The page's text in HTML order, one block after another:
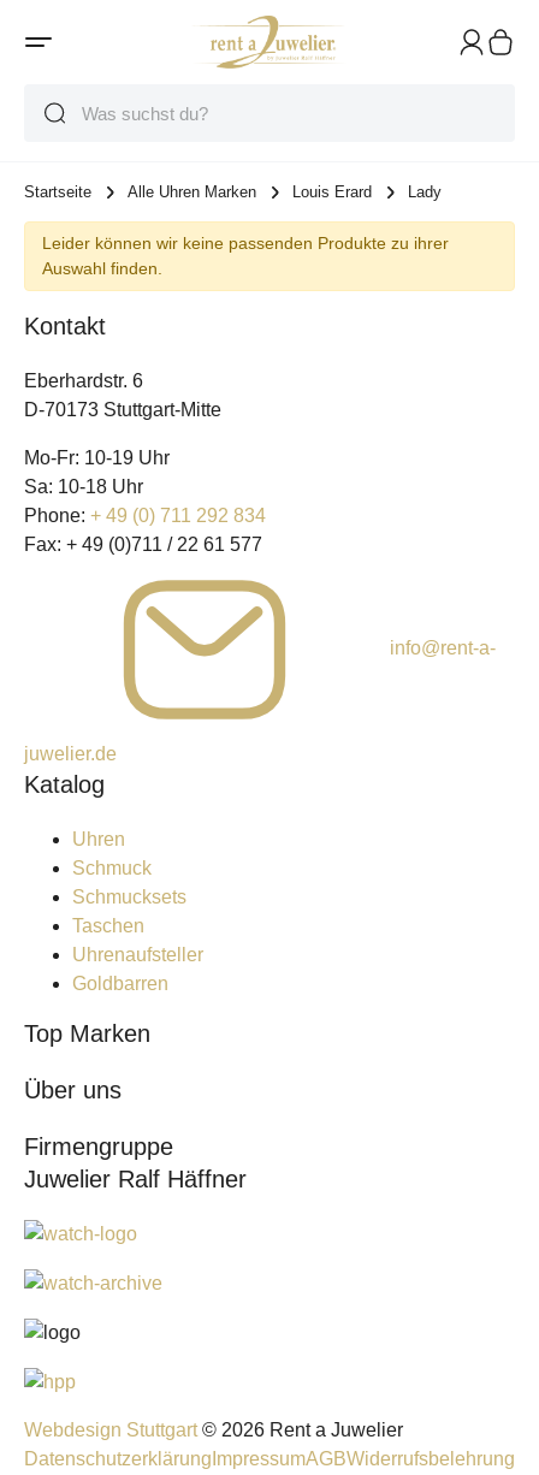
Startseite Alle Uhren Marken Louis Erard Lady
Leider können wir keine passenden Produkte zu ihrer
Auswahl finden.
Kontakt
Eberhardstr. 6
D-70173 Stuttgart-Mitte
Mo-Fr: 10-19 Uhr
Sa: 10-18 Uhr
Phone: + 49 (0) 711 292 834
Fax: + 49 (0)711 / 22 61 577
info@rent-a-
juwelier.de
Katalog
Uhren
Schmuck
Schmucksets
Taschen
Uhrenaufsteller
Goldbarren
Top Marken
Über uns
Firmengruppe
Juwelier Ralf Häffner
Webdesign Stuttgart © 2026 Rent a Juwelier
Datenschutzerklärung ImpressumAGBWiderrufsbelehrung